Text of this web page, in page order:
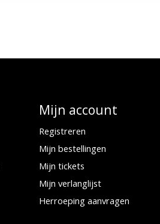
Mijn account
Registreren
Mijn bestellingen
Mijn tickets
Mijn verlanglijst
Herroeping aanvragen